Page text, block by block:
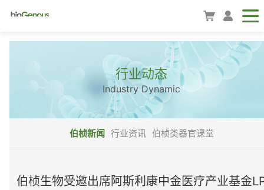
行业动态
Industry Dynamic
伯桢新闻 行业资讯 伯桢类器官课堂
伯桢生物受邀出席阿斯利康中金医疗产业基金